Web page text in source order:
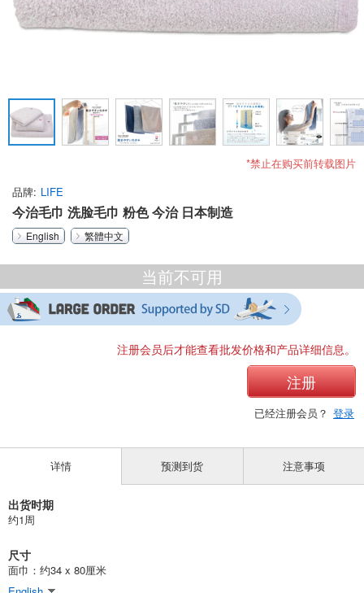
*禁止在购买前转载图片
品牌 LIFE
今治毛巾 洗脸毛巾 粉色 今治 日本制造
English 繁體中文
当前不可用
注册会员后才能查看批发价格和产品详细信息。
注册
已经注册会员？ 登录
详情
出货时期
约1周
尺寸
面巾：约34 x 80厘米
预测到货 注意事项